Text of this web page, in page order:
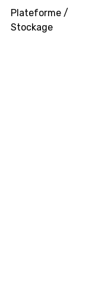
Plateforme /
Stockage